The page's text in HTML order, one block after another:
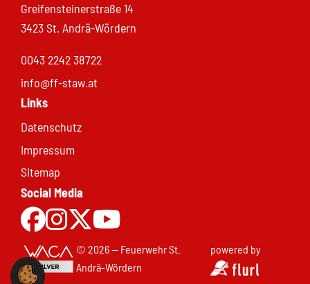
Greifensteinerstraße 14
3423 St. Andrä-Wördern
0043 2242 38722
info@ff-staw.at
Links
Datenschutz
Impressum
Sitemap
Social Media
Zur Facebookseite
Zu Instgram
Zu X.com
© 2026 — Feuerwehr St.
Andrä-Wördern
powered by